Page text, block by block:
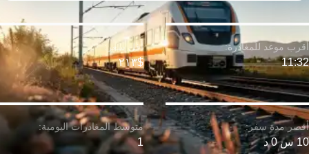
10 س 0 د
11:32 $٢١٣
1